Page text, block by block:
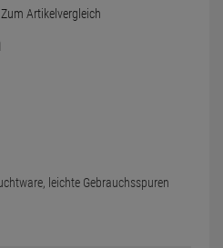
Zum Artikelvergleich
leichte Gebrauchsspuren